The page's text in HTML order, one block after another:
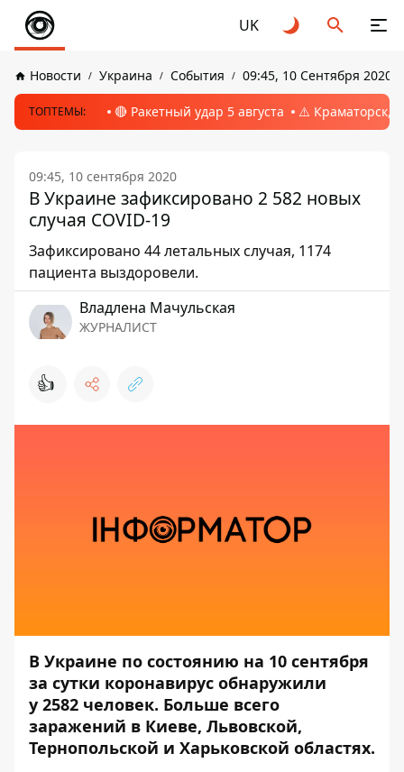
UK
Новости Украина События 09:45, 10 Сентября 2020
ТОПТЕМЫ: 🔴 Ракетный удар 5 августа ⚠️ Краматорск,
09:45, 10 сентября 2020
В Украине зафиксировано 2 582 новых
случая COVID-19
Зафиксировано 44 летальных случая, 1174
пациента выздоровели.
Владлена Мачульская
ЖУРНАЛИСТ
👍
В Украине по состоянию на 10 сентября
за сутки коронавирус обнаружили
у 2582 человек. Больше всего
заражений в Киеве, Львовской,
Тернопольской и Харьковской областях.